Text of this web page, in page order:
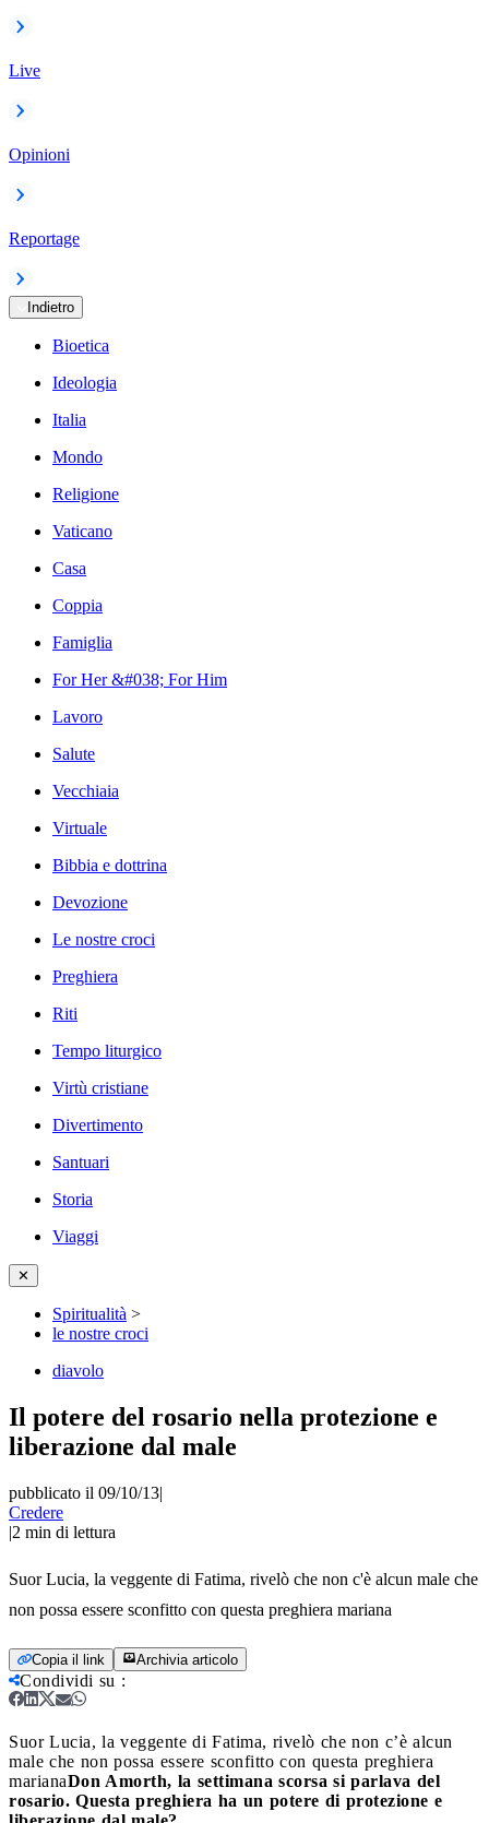
Live
Opinioni
Reportage
Indietro
Bioetica
Ideologia
Italia
Mondo
Religione
Vaticano
Casa
Coppia
Famiglia
For Her &#038; For Him
Lavoro
Salute
Vecchiaia
Virtuale
Bibbia e dottrina
Devozione
Le nostre croci
Preghiera
Riti
Tempo liturgico
Virtù cristiane
Divertimento
Santuari
Storia
Viaggi
✕
Spiritualità >
le nostre croci
diavolo
Il potere del rosario nella protezione e
liberazione dal male
pubblicato il 09/10/13|
Credere
|2 min di lettura
Suor Lucia, la veggente di Fatima, rivelò che non c'è alcun male che
non possa essere sconfitto con questa preghiera mariana
Copia il link Archivia articolo
Condividi su :
Suor Lucia, la veggente di Fatima, rivelò che non c’è alcun
male che non possa essere sconfitto con questa preghiera
marianaDon Amorth, la settimana scorsa si parlava del
rosario. Questa preghiera ha un potere di protezione e